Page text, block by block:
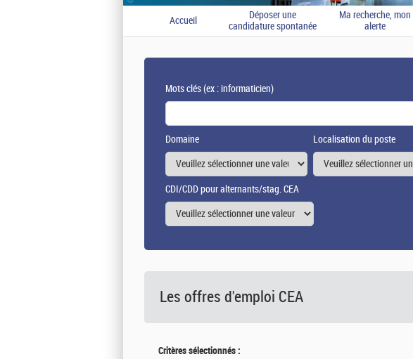
Accueil
Déposer une
candidature spontanée
Ma recherche, mon
alerte
Mots clés(ex : informaticien)
Domaine Localisation du poste
CDI/CDD pour alternants/stag. CEA
Les offres d'emploi CEA
Critères sélectionnés :